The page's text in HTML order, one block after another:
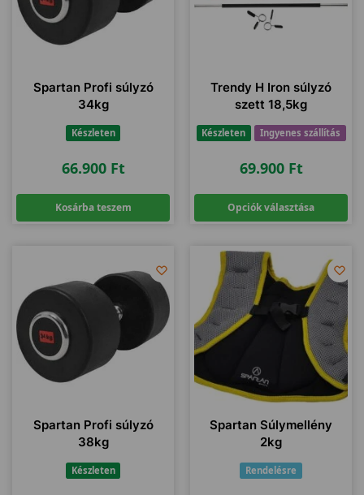
Spartan Profi súlyzó
34kg
Készleten
66.900 Ft
Kosárba teszem
Trendy H Iron súlyzó
szett 18,5kg
Készleten Ingyenes szállítás
69.900 Ft
Opciók választása
Spartan Profi súlyzó
38kg
Készleten
Spartan Súlymellény
2kg
Rendelésre